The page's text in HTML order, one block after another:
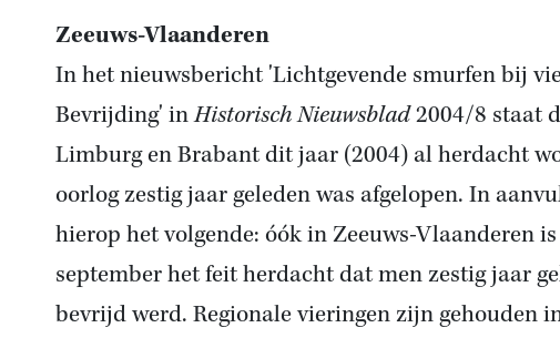
Zeeuws-Vlaanderen
In het nieuwsbericht 'Lichtgevende smurfen bij
Bevrijding' inHistorisch Nieuwsblad2004/8 staat
Limburg en Brabant dit jaar (2004) al herdacht
oorlog zestig jaar geleden was afgelopen. In
hierop het volgende: óók in Zeeuws-Vlaanderen
september het feit herdacht dat men zestig jaar
bevrijd werd. Regionale vieringen zijn gehouden